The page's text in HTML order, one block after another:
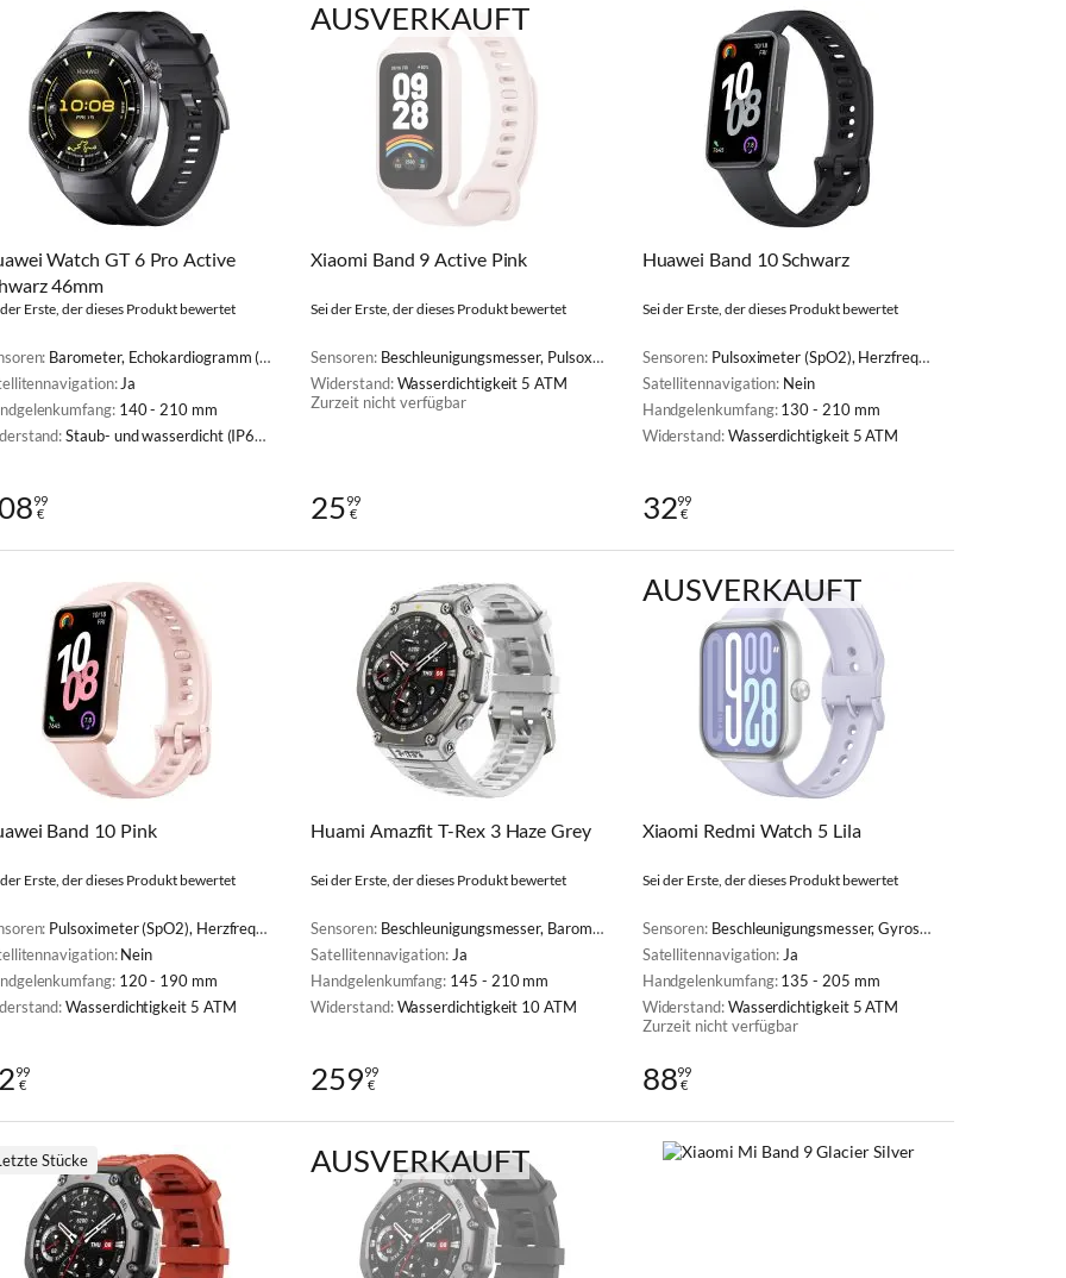
Watch GT 6 Pro Active
46mm
der Erste, der dieses Produkt bewertet
Barometer, Echokardiogramm (EKG), Kompass, Pulsoximeter (SpO2), Herzfrequenzmesser, Thermometer
Ja
140 - 210 mm
Staub- und wasserdicht (IP68), Wasserdichtigkeit 5 ATM
99
€
AUSVERKAUFT
Xiaomi Band 9 Active Pink
Sei der Erste, der dieses Produkt bewertet
Sensoren: Beschleunigungsmesser, Pulsoximeter (SpO2), Herzfrequenzmesser
Widerstand:Wasserdichtigkeit 5 ATM
Zurzeit nicht verfügbar
2599
€
Huawei Band 10 Schwarz
Sei der Erste, der dieses Produkt bewertet
Sensoren: Pulsoximeter (SpO2), Herzfrequenzmesser
Satellitennavigation: Nein
Handgelenkumfang:130 - 210 mm
Widerstand:Wasserdichtigkeit 5 ATM
3299
€
Band 10 Pink
der Erste, der dieses Produkt bewertet
Pulsoximeter (SpO2), Herzfrequenzmesser
Nein
120 - 190 mm
Wasserdichtigkeit 5 ATM
99
€
Huami Amazfit T-Rex 3 Haze Grey
Sei der Erste, der dieses Produkt bewertet
Sensoren: Beschleunigungsmesser, Barometer, Gyroskop, Kompass, Pulsoximeter (SpO2), Lichtsensor, Thermometer, Barometrischer Höhenmesser
Satellitennavigation: Ja
Handgelenkumfang: 145 - 210 mm
Widerstand:Wasserdichtigkeit 10 ATM
25999
€
AUSVERKAUFT
Xiaomi Redmi Watch 5 Lila
Sei der Erste, der dieses Produkt bewertet
Sensoren: Beschleunigungsmesser, Gyroskop, Kompass, Pulsoximeter (SpO2), Herzfrequenzmesser, Lichtsensor
Satellitennavigation: Ja
Handgelenkumfang:135 - 205 mm
Widerstand:Wasserdichtigkeit 5 ATM
Zurzeit nicht verfügbar
8899
€
Stücke AUSVERKAUFT